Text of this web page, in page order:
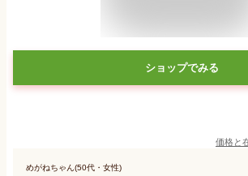
ショップでみる
価格と
めがねちゃん(50代・女性)